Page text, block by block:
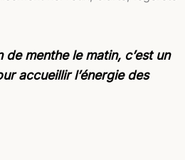
de menthe le matin, c’est un
accueillir l’énergie des